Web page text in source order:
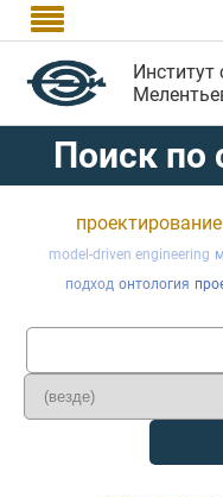

Институт
Поиск по
model-driven engineering
подход онтология